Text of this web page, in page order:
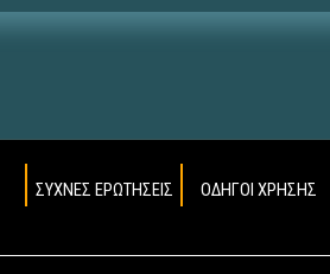
ΣΥΧΝΕΣ ΕΡΩΤΗΣΕΙΣ ΟΔΗΓΟΙ ΧΡΗΣΗΣ